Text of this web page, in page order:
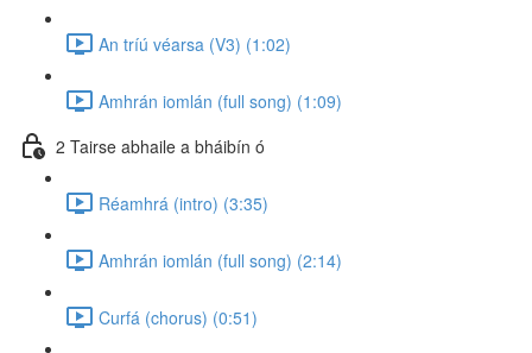
An tríú véarsa (V3) (1:02)
Amhrán iomlán (full song) (1:09)
2 Tairse abhaile a bháibín ó
Réamhrá (intro) (3:35)
Amhrán iomlán (full song) (2:14)
Curfá (chorus) (0:51)